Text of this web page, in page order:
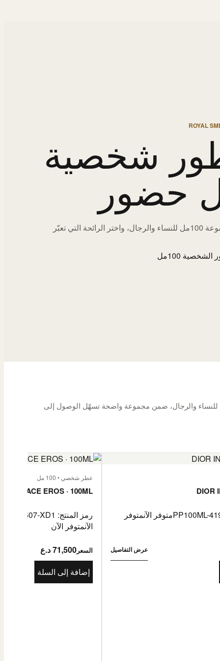
ROYAL
شخصية
حضور
اكتشف مجموعة 100مل للنساء والرجال، واختر الرائحة التي تعبّر
100مل
شخصية بحجم 100 مل للنساء والرجال، ضمن مجموعة واضحة تسهّل الوصول إلى
DIOR
متوفر الآنمتوفر
عرض التفاصيل
عطر شخصي • 100 مل
VERSACE EROS · 100ML
رمز المنتج: PP100ML-4081507-XD1
الآنمتوفر الآن
السعر 71,500 د.ع
إضافة إلى السلة